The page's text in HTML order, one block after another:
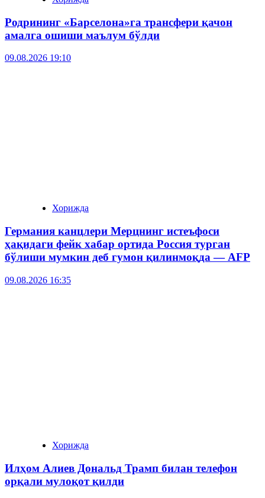
Родрининг «Барселона»га трансфери қачон
амалга ошиши маълум бўлди
09.08.2026 19:10
Хорижда
Германия канцлери Мерцнинг истеъфоси
ҳақидаги фейк хабар ортида Россия турган
бўлиши мумкин деб гумон қилинмоқда — AFP
09.08.2026 16:35
Хорижда
Илҳом Алиев Дональд Трамп билан телефон
орқали мулоқот қилди